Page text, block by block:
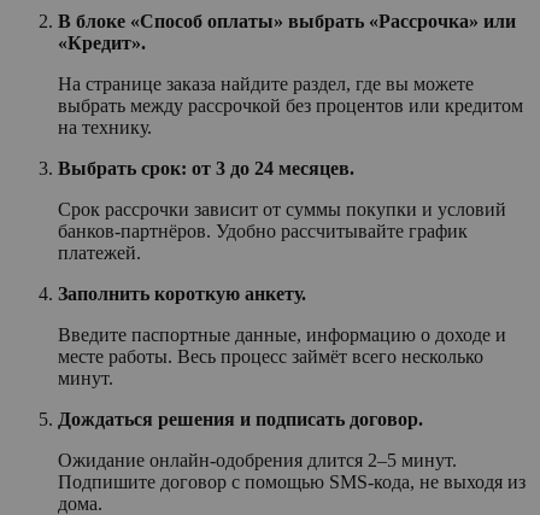
В блоке «Способ оплаты» выбрать «Рассрочка» или
«Кредит».
На странице заказа найдите раздел, где вы можете
выбрать между рассрочкой без процентов или кредитом
на технику.
Выбрать срок: от 3 до 24 месяцев.
Срок рассрочки зависит от суммы покупки и условий
банков-партнёров. Удобно рассчитывайте график
платежей.
Заполнить короткую анкету.
Введите паспортные данные, информацию о доходе и
месте работы. Весь процесс займёт всего несколько
минут.
Дождаться решения и подписать договор.
Ожидание онлайн-одобрения длится 2–5 минут.
Подпишите договор с помощью SMS-кода, не выходя из
дома.